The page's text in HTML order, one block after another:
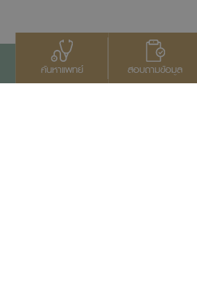
ค้นหาแพทย์ สอบถามข้อมูล